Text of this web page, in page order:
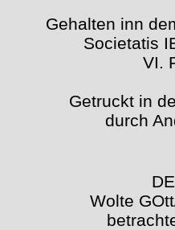
Gehalten inn
Societatis
VI.
Getruckt in
durch
Wolte